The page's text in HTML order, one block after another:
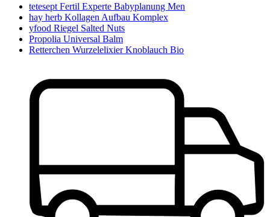
tetesept Fertil Experte Babyplanung Men
hay herb Kollagen Aufbau Komplex
yfood Riegel Salted Nuts
Propolia Universal Balm
Retterchen Wurzelelixier Knoblauch Bio